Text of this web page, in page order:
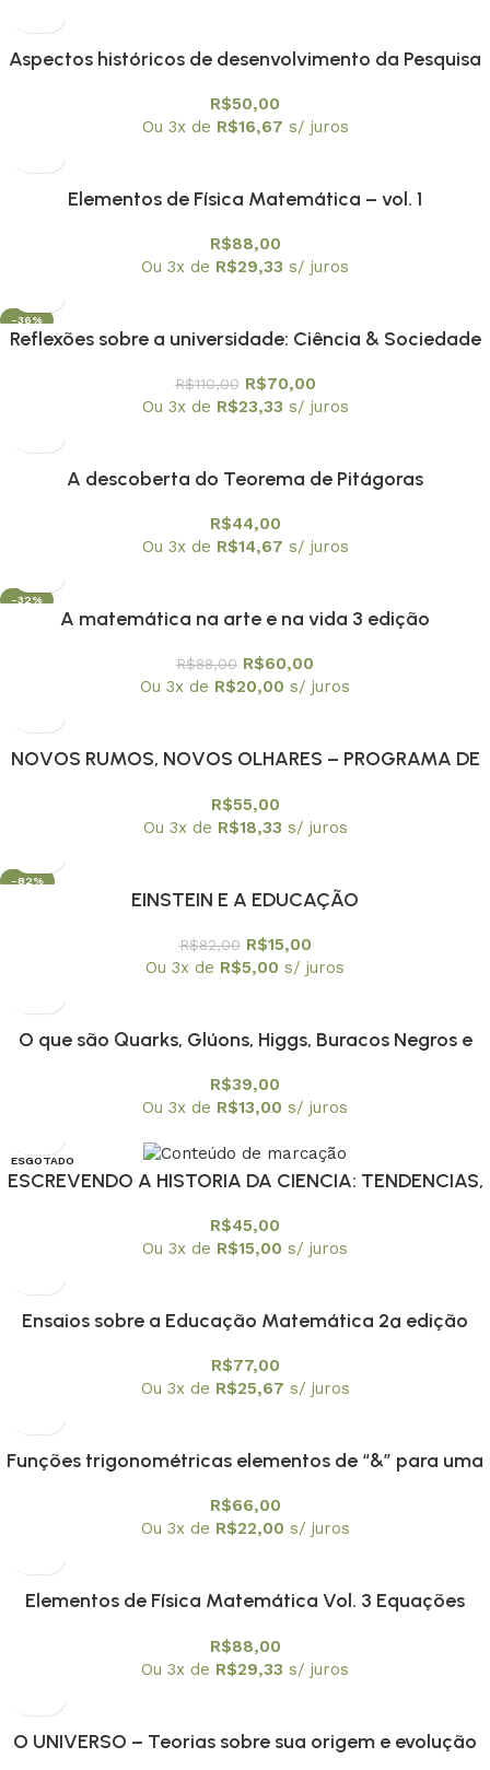
Aspectos históricos de desenvolvimento da Pesquisa
R$50,00
Ou 3x de R$16,67 s/ juros
Elementos de Física Matemática – vol. 1
R$88,00
Ou 3x de R$29,33 s/ juros
-36%
Reflexões sobre a universidade: Ciência & Sociedade
R$110,00 R$70,00
Ou 3x de R$23,33 s/ juros
A descoberta do Teorema de Pitágoras
R$44,00
Ou 3x de R$14,67 s/ juros
-32%
A matemática na arte e na vida 3 edição
R$88,00 R$60,00
Ou 3x de R$20,00 s/ juros
NOVOS RUMOS, NOVOS OLHARES – PROGRAMA DE
R$55,00
Ou 3x de R$18,33 s/ juros
-82%
EINSTEIN E A EDUCAÇÃO
R$82,00 R$15,00
Ou 3x de R$5,00 s/ juros
O que são Quarks, Glúons, Higgs, Buracos Negros e
R$39,00
Ou 3x de R$13,00 s/ juros
ESGOTADO
ESCREVENDO A HISTORIA DA CIENCIA: TENDENCIAS,
R$45,00
Ou 3x de R$15,00 s/ juros
Ensaios sobre a Educação Matemática 2ª edição
R$77,00
Ou 3x de R$25,67 s/ juros
Funções trigonométricas elementos de “&” para uma
R$66,00
Ou 3x de R$22,00 s/ juros
Elementos de Física Matemática Vol. 3 Equações
R$88,00
Ou 3x de R$29,33 s/ juros
O UNIVERSO – Teorias sobre sua origem e evolução